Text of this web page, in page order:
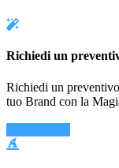
Richiedi un
Richiedi un
tuo Brand con la